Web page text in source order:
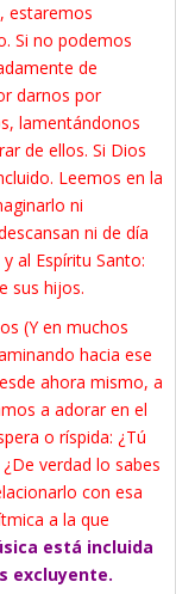
estaremos
Si no podemos
de
darnos por
lamentándonos
de ellos. Si Dios
Leemos en la
ni
ni de día
al Espíritu Santo:
sus hijos.
(Y en muchos
hacia ese
ahora mismo, a
a adorar en el
o ríspida: ¿Tú
verdad lo sabes
con esa
a la que
está incluida
excluyente.